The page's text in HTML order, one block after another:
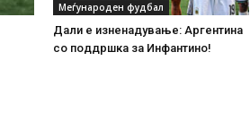
Меѓународен фудбал
Дали е изненадување: Аргентина
со поддршка за Инфантино!